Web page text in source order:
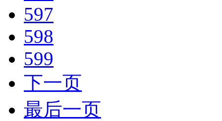
597
598
599
下一页
最后一页